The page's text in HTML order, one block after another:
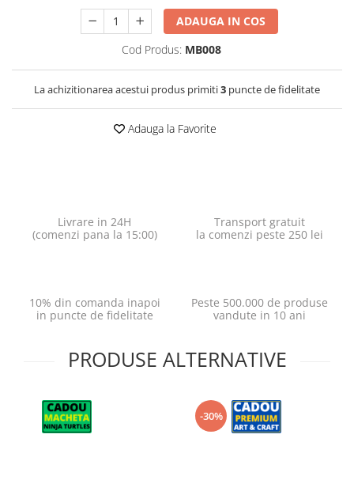
Jocuri de masa
Jocuri de societate in limba
Vezi toate jocurile de societate
ADAUGA IN COS
Cod Produs: MB008
La achizitionarea acestui produs primiti3 puncte de fidelitate
Adauga la Favorite
Livrare in 24H
(comenzi pana la 15:00)
Transport gratuit
la comenzi peste 250 lei
10% din comanda inapoi
in puncte de fidelitate
Peste 500.000 de produse
vandute in 10 ani
PRODUSE ALTERNATIVE
-30%